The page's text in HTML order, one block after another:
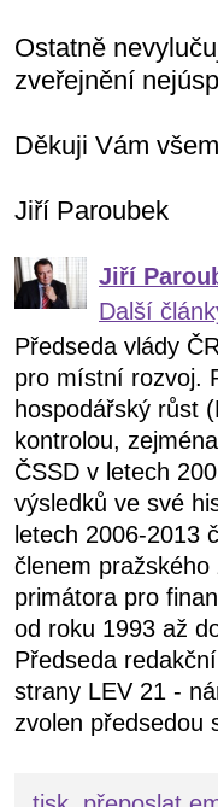
Ostatně
zveřejnění
Děkuji Vám
Jiří Paroubek
Jiří
Další
Předseda vlády
pro místní rozvoj.
hospodářský růst
kontrolou,
ČSSD v letech
výsledků ve své
letech 2006-2013
členem
primátora pro
od roku 1993 až
Předseda
strany LEV 21 -
zvolen předsedou